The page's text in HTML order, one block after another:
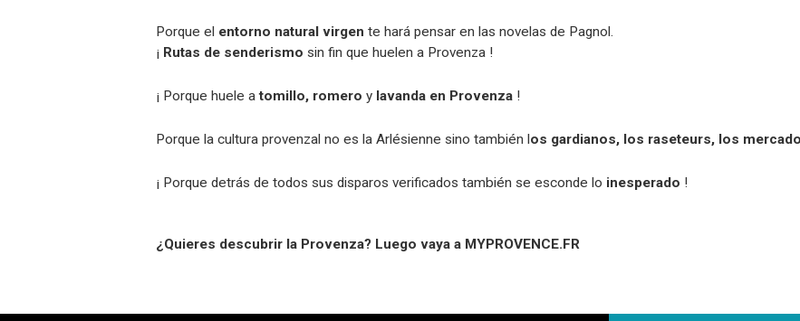
Porque el entorno natural virgen te hará pensar en las novelas de Pagnol.
¡ Rutas de senderismo sin fin que huelen a Provenza !
¡ Porque huele atomillo, romero y lavanda en Provenza !
Porque la cultura provenzal no es la Arlésienne sino también l os gardianos, los raseteurs, los
¡ Porque detrás de todos sus disparos verificados también se esconde lo inesperado !
¿Quieres descubrir la Provenza? Luego vaya a MYPROVENCE.FR